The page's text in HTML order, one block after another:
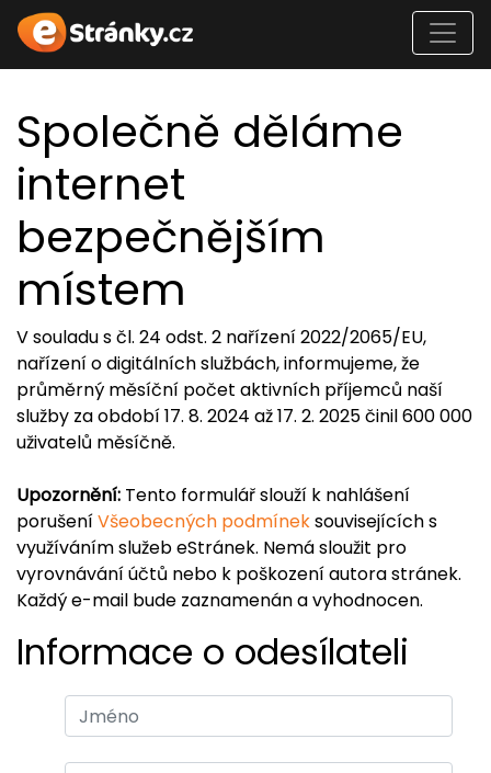
Společně děláme
internet
bezpečnějším
místem
V souladu s čl. 24 odst. 2 nařízení 2022/2065/EU,
nařízení o digitálních službách, informujeme, že
průměrný měsíční počet aktivních příjemců naší
služby za období 17. 8. 2024 až 17. 2. 2025 činil 600 000
uživatelů měsíčně.
Upozornění: Tento formulář slouží k nahlášení
porušeníVšeobecných podmíneksouvisejících s
využíváním služeb eStránek. Nemá sloužit pro
vyrovnávání účtů nebo k poškození autora stránek.
Každý e-mail bude zaznamenán a vyhodnocen.
Informace o odesílateli